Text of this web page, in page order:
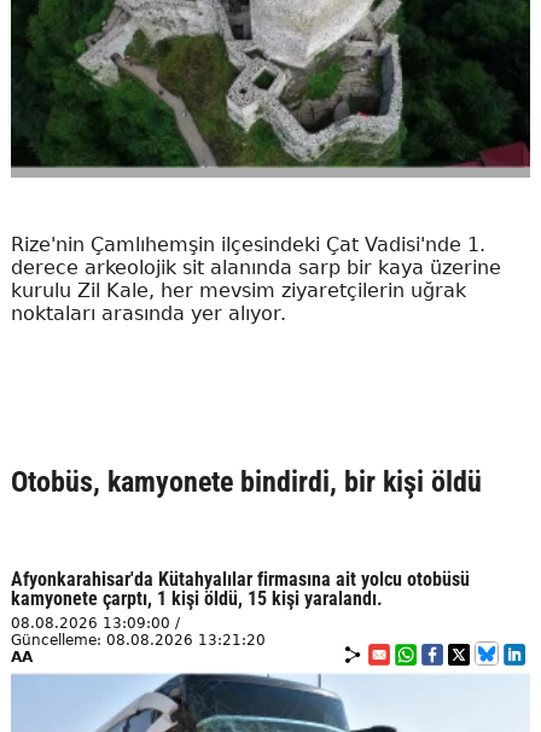
Rize'nin Çamlıhemşin ilçesindeki Çat Vadisi'nde 1.
derece arkeolojik sit alanında sarp bir kaya üzerine
kurulu Zil Kale, her mevsim ziyaretçilerin uğrak
noktaları arasında yer alıyor.
Otobüs, kamyonete bindirdi, bir kişi öldü
Afyonkarahisar'da Kütahyalılar firmasına ait yolcu otobüsü
kamyonete çarptı, 1 kişi öldü, 15 kişi yaralandı.
08.08.2026 13:09:00 /
Güncelleme: 08.08.2026 13:21:20
AA